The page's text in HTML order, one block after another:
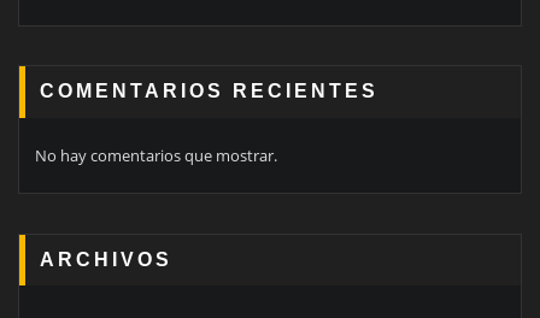
COMENTARIOS RECIENTES
No hay comentarios que mostrar.
ARCHIVOS